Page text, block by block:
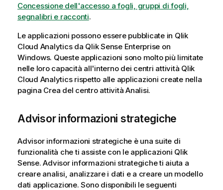
Concessione dell'accesso a fogli, gruppi di fogli,
segnalibri e racconti.
Le applicazioni possono essere pubblicate in Qlik
Cloud Analyticsda Qlik Sense Enterprise on
Windows. Queste applicazioni sono molto più limitate
nelle loro capacità all'interno dei centri attività Qlik
Cloud Analyticsrispetto alle applicazioni create nella
pagina Crea del centro attività Analisi.
Advisor informazioni strategiche
Advisor informazioni strategiche è una suite di
funzionalità che ti assiste con le applicazioni Qlik
Sense.Advisor informazioni strategicheti aiuta a
creare analisi, analizzare i dati e a creare un modello
dati applicazione. Sono disponibili le seguenti